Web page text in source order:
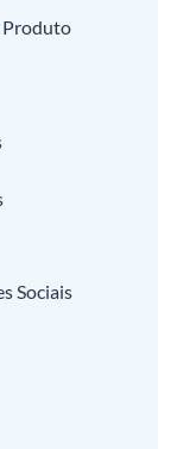
Produto
Sociais